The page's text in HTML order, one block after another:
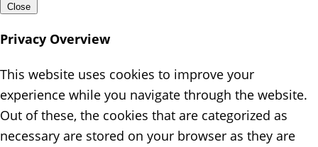
Close
Privacy Overview
This website uses cookies to improve your
experience while you navigate through the website.
Out of these, the cookies that are categorized as
necessary are stored on your browser as they are